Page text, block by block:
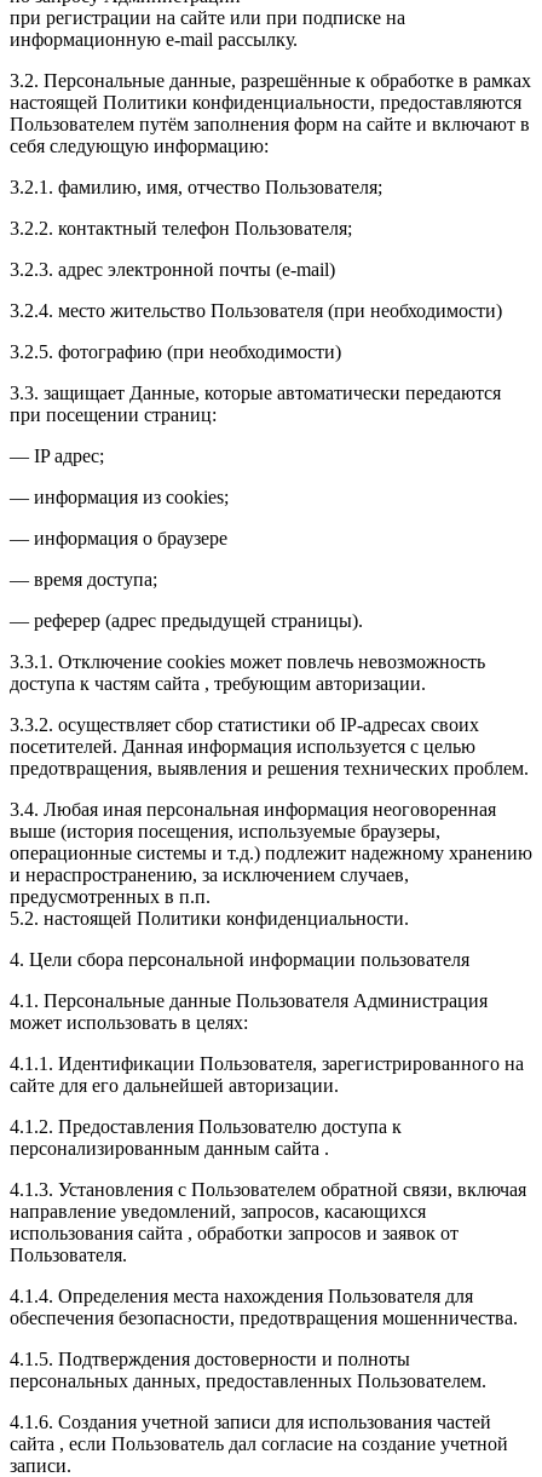
при регистрации на сайте или при подписке на
информационную e-mail рассылку.
3.2. Персональные данные, разрешённые к обработке в рамках
настоящей Политики конфиденциальности, предоставляются
Пользователем путём заполнения форм на сайте и включают в
себя следующую информацию:
3.2.1. фамилию, имя, отчество Пользователя;
3.2.2. контактный телефон Пользователя;
3.2.3. адрес электронной почты (e-mail)
3.2.4. место жительство Пользователя (при необходимости)
3.2.5. фотографию (при необходимости)
3.3. защищает Данные, которые автоматически передаются
при посещении страниц:
— IP адрес;
— информация из cookies;
— информация о браузере
— время доступа;
— реферер (адрес предыдущей страницы).
3.3.1. Отключение cookies может повлечь невозможность
доступа к частям сайта , требующим авторизации.
3.3.2. осуществляет сбор статистики об IP-адресах своих
посетителей. Данная информация используется с целью
предотвращения, выявления и решения технических проблем.
3.4. Любая иная персональная информация неоговоренная
выше (история посещения, используемые браузеры,
операционные системы и т.д.) подлежит надежному хранению
и нераспространению, за исключением случаев,
предусмотренных в п.п.
5.2. настоящей Политики конфиденциальности.
4. Цели сбора персональной информации пользователя
4.1. Персональные данные Пользователя Администрация
может использовать в целях:
4.1.1. Идентификации Пользователя, зарегистрированного на
сайте для его дальнейшей авторизации.
4.1.2. Предоставления Пользователю доступа к
персонализированным данным сайта .
4.1.3. Установления с Пользователем обратной связи, включая
направление уведомлений, запросов, касающихся
использования сайта , обработки запросов и заявок от
Пользователя.
4.1.4. Определения места нахождения Пользователя для
обеспечения безопасности, предотвращения мошенничества.
4.1.5. Подтверждения достоверности и полноты
персональных данных, предоставленных Пользователем.
4.1.6. Создания учетной записи для использования частей
сайта , если Пользователь дал согласие на создание учетной
записи.